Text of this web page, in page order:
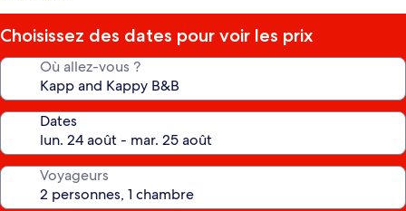
Choisissez des dates pour voir les prix
Où allez-vous ?
Dates
Voyageurs